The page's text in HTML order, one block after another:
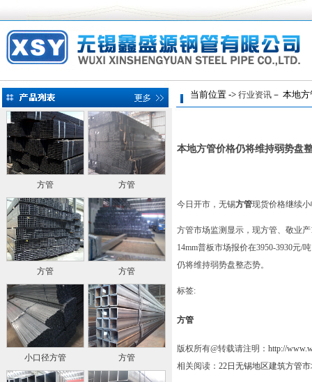
方管 方管
方管 方管
小口径方管 方管
当前位置 -> 行业资讯 － 本地
本地方管价格仍将维持弱势盘
今日开市，无锡方管现货价格继续
方管市场监测显示，现方管、敬业产
14mm普板市场报价在3950-3930元/
仍将维持弱势盘整态势。
标签:
方管
版权所有@转载请注明： http://
相关阅读： 22日无锡地区建筑方管